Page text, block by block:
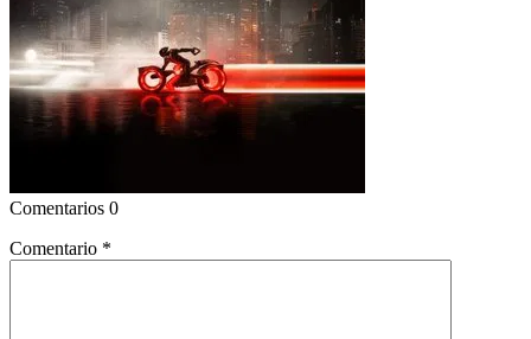
Comentarios 0
Comentario *